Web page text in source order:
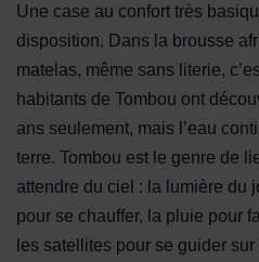
Une case au confort très
disposition. Dans la brousse
matelas, même sans literie,
habitants de Tombou ont
ans seulement, mais l’eau
terre. Tombou est le genre de
attendre du ciel : la lumière du
pour se chauffer, la pluie pour
les satellites pour se guider